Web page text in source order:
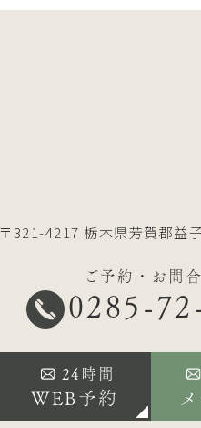
〒321-4217 栃木県芳賀郡益
ご予約・お問
0285-
24時間
WEB予約